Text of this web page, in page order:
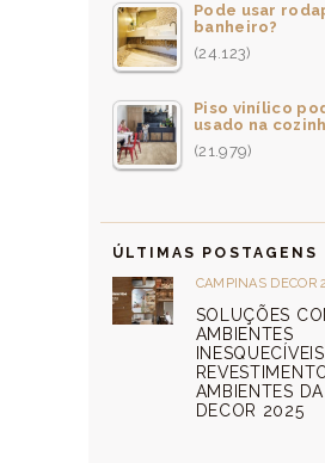
Pode usar
banheiro?
(24.123)
Piso vinílico
usado na
(21.979)
ÚLTIMAS POSTAGENS
CAMPINAS DECOR
SOLUÇÕES
AMBIENTES
AMBIENTES
DECOR 2025